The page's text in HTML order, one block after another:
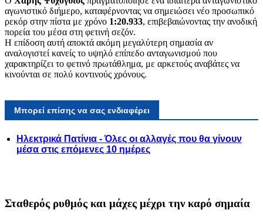
αγωνιστικό διήμερο, καταφέρνοντας να σημειώσει νέο προσωπικό
ρεκόρ στην πίστα με χρόνο 1:20.933, επιβεβαιώνοντας την ανοδική
πορεία του μέσα στη φετινή σεζόν.
Η επίδοση αυτή αποκτά ακόμη μεγαλύτερη σημασία αν
αναλογιστεί κανείς το υψηλό επίπεδο ανταγωνισμού που
χαρακτηρίζει το φετινό πρωτάθλημα, με αρκετούς αναβάτες να
κινούνται σε πολύ κοντινούς χρόνους.
Μπορεί επίσης να σας ενδιαφέρει
Ηλεκτρικά Πατίνια - Όλες οι αλλαγές που θα γίνουν
μέσα στις επόμενες 10 ημέρες
Σταθερός ρυθμός και μάχες μέχρι την καρό σημαία